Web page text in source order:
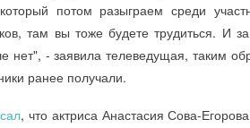
потом разыграем среди
там вы тоже будете трудиться. И
нет", - заявила телеведущая, таким
ранее получали.
, что актриса Анастасия Сова-